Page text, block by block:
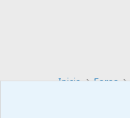
Inicio Foros